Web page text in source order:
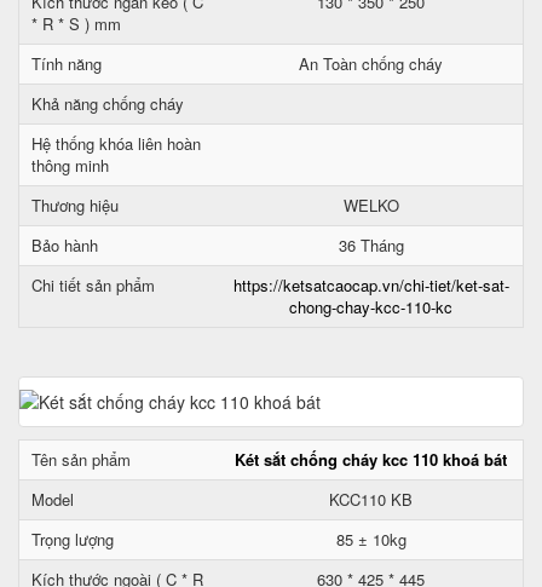
* R * S ) mm
Tính năng
An Toàn chống cháy
Khả năng chống cháy
Hệ thống khóa liên hoàn
thông minh
Thương hiệu
WELKO
Bảo hành
36 Tháng
Chi tiết sản phẩm
https://ketsatcaocap.vn/chi-tiet/ket-sat-
chong-chay-kcc-110-kc
Tên sản phẩm
Két sắt chống cháy kcc 110 khoá bát
Model
KCC110 KB
Trọng lượng
85 ± 10kg
Kích thước ngoài ( C * R
630 * 425 * 445